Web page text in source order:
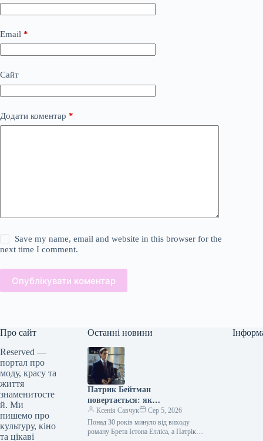
Email *
Сайт
Додати коментар *
Save my name, email and website in this browser for the
next time I comment.
Опублікувати коментар
Про сайт
Reserved —
портал про
моду, красу та
життя
знаменитосте
й. Ми
пишемо про
культуру, кіно
та цікаві
Останні новини
Патрик Бейтман
повертається: як
“Американський психопат”
знову надихає модний світ
Ксенія Савчук
Сер 5, 2026
Понад 30 років минуло від виходу
роману Брета Істона Елліса, а Патрік